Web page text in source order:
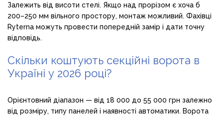
Залежить від висоти стелі. Якщо над прорізом є хоча б
200–250 мм вільного простору, монтаж можливий. Фахівці
Ryterna можуть провести попередній замір і дати точну
відповідь.
Скільки коштують секційні ворота в
Україні у 2026 році?
Орієнтовний діапазон — від 18 000 до 55 000 грн залежно
від розміру, типу панелей і наявності автоматики. Ворота